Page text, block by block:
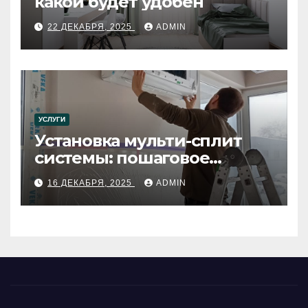
22 ДЕКАБРЯ, 2025 ADMIN
УСЛУГИ
Установка мульти-сплит
системы: пошаговое
руководство
16 ДЕКАБРЯ, 2025 ADMIN